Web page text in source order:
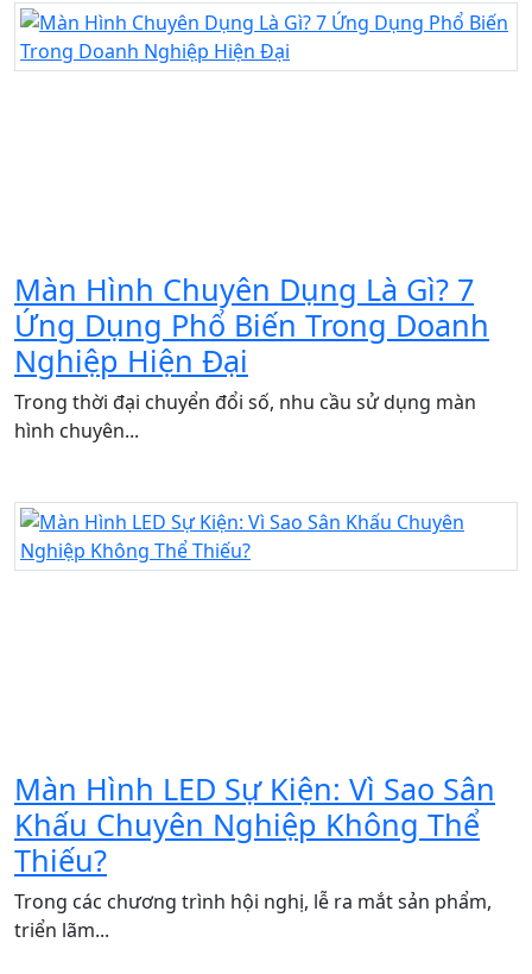
Màn Hình Chuyên Dụng Là Gì? 7
Ứng Dụng Phổ Biến Trong Doanh
Nghiệp Hiện Đại
Trong thời đại chuyển đổi số, nhu cầu sử dụng màn
hình chuyên...
Màn Hình LED Sự Kiện: Vì Sao Sân
Khấu Chuyên Nghiệp Không Thể
Thiếu?
Trong các chương trình hội nghị, lễ ra mắt sản phẩm,
triển lãm...